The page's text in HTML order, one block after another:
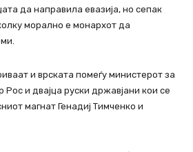
да направила евазија, но сепак
морално е монархот да
и врската помеѓу министерот за
Рос и двајца руски државјани кои се
магнат Генадиј Тимченко и